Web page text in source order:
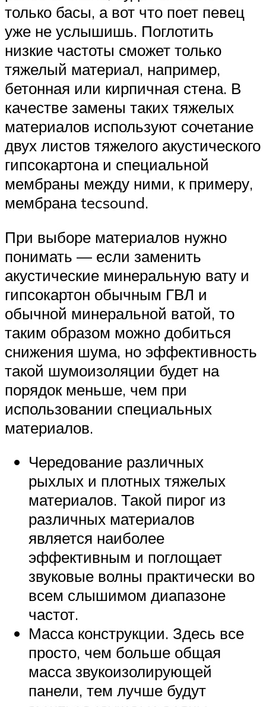
только басы, а вот что поет певец
уже не услышишь. Поглотить
низкие частоты сможет только
тяжелый материал, например,
бетонная или кирпичная стена. В
качестве замены таких тяжелых
материалов используют сочетание
двух листов тяжелого акустического
гипсокартона и специальной
мембраны между ними, к примеру,
мембрана tecsound.
При выборе материалов нужно
понимать — если заменить
акустические минеральную вату и
гипсокартон обычным ГВЛ и
обычной минеральной ватой, то
таким образом можно добиться
снижения шума, но эффективность
такой шумоизоляции будет на
порядок меньше, чем при
использовании специальных
материалов.
Чередование различных
рыхлых и плотных тяжелых
материалов. Такой пирог из
различных материалов
является наиболее
эффективным и поглощает
звуковые волны практически во
всем слышимом диапазоне
частот.
Масса конструкции. Здесь все
просто, чем больше общая
масса звукоизолирующей
панели, тем лучше будут